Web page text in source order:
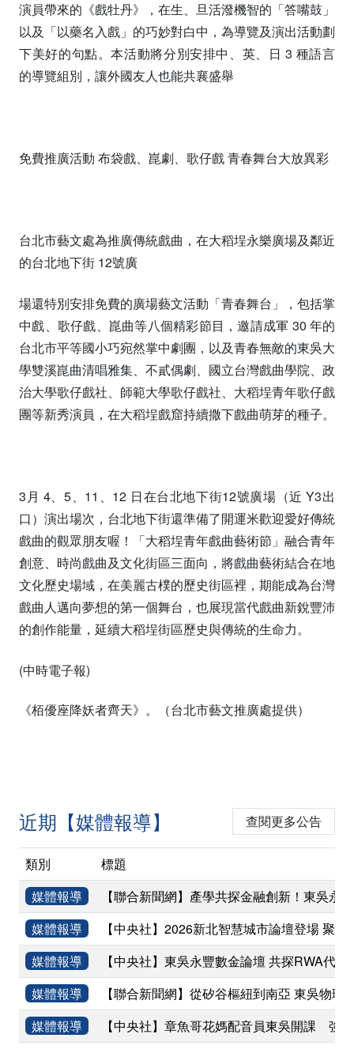
演員帶來的《戲牡丹》，在生、旦活潑機智的「答嘴鼓」
以及「以藥名入戲」的巧妙對白中，為導覽及演出活動劃
下美好的句點。本活動將分別安排中、英、日 3 種語言
的導覽組別，讓外國友人也能共襄盛舉
免費推廣活動 布袋戲、崑劇、歌仔戲 青春舞台大放異彩
台北市藝文處為推廣傳統戲曲，在大稻埕永樂廣場及鄰近
的台北地下街 12號廣
場還特別安排免費的廣場藝文活動「青春舞台」，包括掌
中戲、歌仔戲、崑曲等八個精彩節目，邀請成軍 30 年的
台北市平等國小巧宛然掌中劇團，以及青春無敵的東吳大
學雙溪崑曲清唱雅集、不貳偶劇、國立台灣戲曲學院、政
治大學歌仔戲社、師範大學歌仔戲社、大稻埕青年歌仔戲
團等新秀演員，在大稻埕戲窟持續撒下戲曲萌芽的種子。
3月 4、5、11、12 日在台北地下街12號廣場（近 Y3出
口）演出場次，台北地下街還準備了開運米歡迎愛好傳統
戲曲的觀眾朋友喔！「大稻埕青年戲曲藝術節」融合青年
創意、時尚戲曲及文化街區三面向，將戲曲藝術結合在地
文化歷史場域，在美麗古樸的歷史街區裡，期能成為台灣
戲曲人邁向夢想的第一個舞台，也展現當代戲曲新銳豐沛
的創作能量，延續大稻埕街區歷史與傳統的生命力。
(中時電子報)
《栢優座降妖者齊天》。（台北市藝文推廣處提供）
近期【媒體報導】 查閱更多公告
類別
標題
媒體報導
【聯合新聞網】產學共探金融創新！東吳
媒體報導
【中央社】2026新北智慧城市論壇登場 聚
媒體報導
【中央社】東吳永豐數金論壇 共探RWA代幣
媒體報導
【聯合新聞網】從矽谷樞紐到南亞 東吳物理
媒體報導
【中央社】章魚哥花媽配音員東吳開課 強